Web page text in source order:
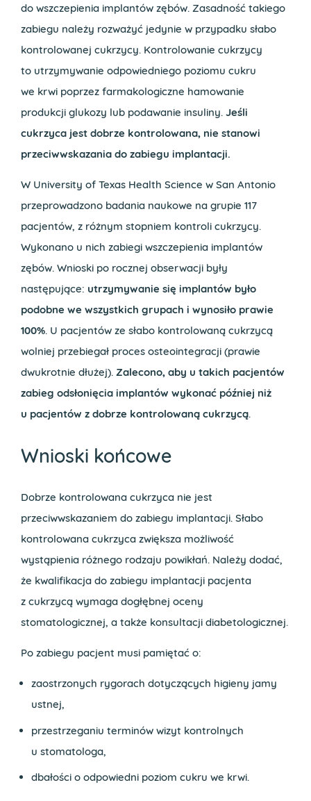
do wszczepienia implantów zębów. Zasadność takiego
zabiegu należy rozważyć jedynie w przypadku słabo
kontrolowanej cukrzycy. Kontrolowanie cukrzycy
to utrzymywanie odpowiedniego poziomu cukru
we krwi poprzez farmakologiczne hamowanie
produkcji glukozy lub podawanie insuliny. Jeśli
cukrzyca jest dobrze kontrolowana, nie stanowi
przeciwwskazania do zabiegu implantacji.
W University of Texas Health Science w San Antonio
przeprowadzono badania naukowe na grupie 117
pacjentów, z różnym stopniem kontroli cukrzycy.
Wykonano u nich zabiegi wszczepienia implantów
zębów. Wnioski po rocznej obserwacji były
następujące: utrzymywanie się implantów było
podobne we wszystkich grupach i wynosiło prawie
100%. U pacjentów ze słabo kontrolowaną cukrzycą
wolniej przebiegał proces osteointegracji (prawie
dwukrotnie dłużej). Zalecono, aby u takich pacjentów
zabieg odsłonięcia implantów wykonać później niż
u pacjentów z dobrze kontrolowaną cukrzycą.
Wnioski końcowe
Dobrze kontrolowana cukrzyca nie jest
przeciwwskazaniem do zabiegu implantacji. Słabo
kontrolowana cukrzyca zwiększa możliwość
wystąpienia różnego rodzaju powikłań. Należy dodać,
że kwalifikacja do zabiegu implantacji pacjenta
z cukrzycą wymaga dogłębnej oceny
stomatologicznej, a także konsultacji diabetologicznej.
Po zabiegu pacjent musi pamiętać o:
zaostrzonych rygorach dotyczących higieny jamy
ustnej,
przestrzeganiu terminów wizyt kontrolnych
u stomatologa,
dbałości o odpowiedni poziom cukru we krwi.